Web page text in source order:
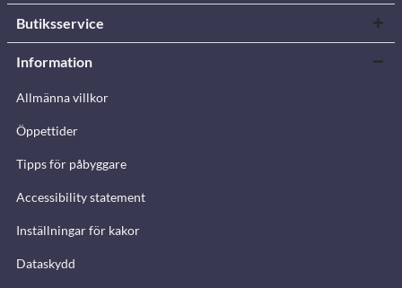
Butiksservice
Information
Allmänna villkor
Öppettider
Tipps för påbyggare
Accessibility statement
Inställningar för kakor
Dataskydd